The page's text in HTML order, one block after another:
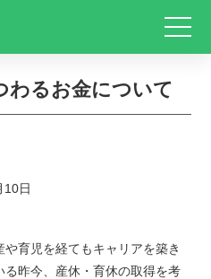
わるお金について
10日
育児を経てもキャリアを築き
昨今、産休・育休の取得を考